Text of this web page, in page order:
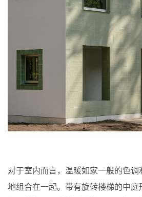
对于室内而言，温暖如家一般的色调
地组合在一起。带有旋转楼梯的中庭